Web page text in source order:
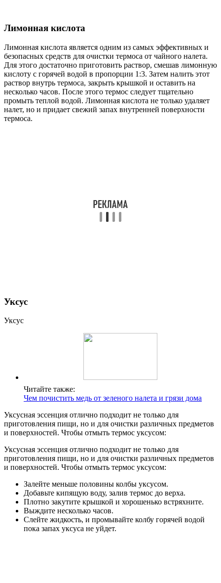
Лимонная кислота
Лимонная кислота является одним из самых эффективных и
безопасных средств для очистки термоса от чайного налета.
Для этого достаточно приготовить раствор, смешав лимонную
кислоту с горячей водой в пропорции 1:3. Затем налить этот
раствор внутрь термоса, закрыть крышкой и оставить на
несколько часов. После этого термос следует тщательно
промыть теплой водой. Лимонная кислота не только удаляет
налет, но и придает свежий запах внутренней поверхности
термоса.
Уксус
Уксус
Читайте также:
Чем почистить медь от зеленого налета и грязи дома
Уксусная эссенция отлично подходит не только для
приготовления пищи, но и для очистки различных предметов
и поверхностей. Чтобы отмыть термос уксусом:
Уксусная эссенция отлично подходит не только для
приготовления пищи, но и для очистки различных предметов
и поверхностей. Чтобы отмыть термос уксусом:
Залейте меньше половины колбы уксусом.
Добавьте кипящую воду, залив термос до верха.
Плотно закутите крышкой и хорошенько встряхните.
Выждите несколько часов.
Слейте жидкость, и промывайте колбу горячей водой
пока запах уксуса не уйдет.